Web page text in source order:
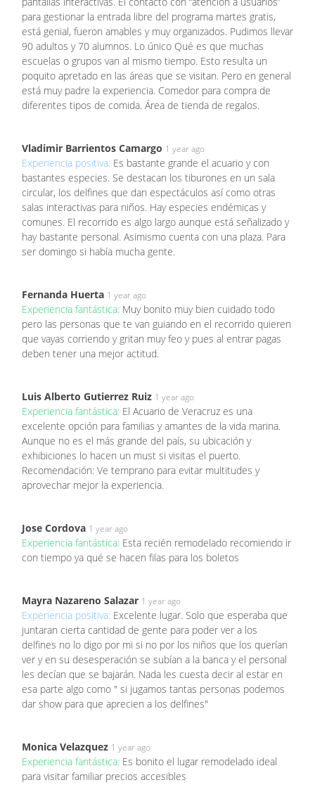
para gestionar la entrada libre del programa martes gratis,
está genial, fueron amables y muy organizados. Pudimos llevar
90 adultos y 70 alumnos. Lo único Qué es que muchas
escuelas o grupos van al mismo tiempo. Esto resulta un
poquito apretado en las áreas que se visitan. Pero en general
está muy padre la experiencia. Comedor para compra de
diferentes tipos de comida. Área de tienda de regalos.
Vladimir Barrientos Camargo 1 year ago
Experiencia positiva: Es bastante grande el acuario y con
bastantes especies. Se destacan los tiburones en un sala
circular, los delfines que dan espectáculos así como otras
salas interactivas para niños. Hay especies endémicas y
comunes. El recorrido es algo largo aunque está señalizado y
hay bastante personal. Asimismo cuenta con una plaza. Para
ser domingo si había mucha gente.
Fernanda Huerta 1 year ago
Experiencia fantástica: Muy bonito muy bien cuidado todo
pero las personas que te van guiando en el recorrido quieren
que vayas corriendo y gritan muy feo y pues al entrar pagas
deben tener una mejor actitud.
Luis Alberto Gutierrez Ruiz 1 year ago
Experiencia fantástica: El Acuario de Veracruz es una
excelente opción para familias y amantes de la vida marina.
Aunque no es el más grande del país, su ubicación y
exhibiciones lo hacen un must si visitas el puerto.
Recomendación: Ve temprano para evitar multitudes y
aprovechar mejor la experiencia.
Jose Cordova 1 year ago
Experiencia fantástica: Esta recién remodelado recomiendo ir
con tiempo ya qué se hacen filas para los boletos
Mayra Nazareno Salazar 1 year ago
Experiencia positiva: Excelente lugar. Solo que esperaba que
juntaran cierta cantidad de gente para poder ver a los
delfines no lo digo por mi si no por los niños que los querían
ver y en su desesperación se subían a la banca y el personal
les decían que se bajarán. Nada les cuesta decir al estar en
esa parte algo como " si jugamos tantas personas podemos
dar show para que aprecien a los delfines"
Monica Velazquez 1 year ago
Experiencia fantástica: Es bonito el lugar remodelado ideal
para visitar familiar precios accesibles